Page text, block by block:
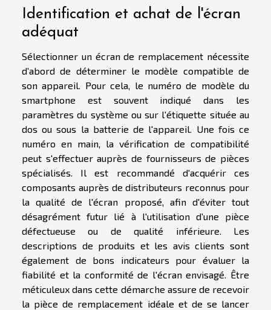
Identification et achat de l'écran
adéquat
Sélectionner un écran de remplacement nécessite
d'abord de déterminer le modèle compatible de
son appareil. Pour cela, le numéro de modèle du
smartphone est souvent indiqué dans les
paramètres du système ou sur l'étiquette située au
dos ou sous la batterie de l'appareil. Une fois ce
numéro en main, la vérification de compatibilité
peut s'effectuer auprès de fournisseurs de pièces
spécialisés. Il est recommandé d'acquérir ces
composants auprès de distributeurs reconnus pour
la qualité de l'écran proposé, afin d'éviter tout
désagrément futur lié à l'utilisation d'une pièce
défectueuse ou de qualité inférieure. Les
descriptions de produits et les avis clients sont
également de bons indicateurs pour évaluer la
fiabilité et la conformité de l'écran envisagé. Être
méticuleux dans cette démarche assure de recevoir
la pièce de remplacement idéale et de se lancer